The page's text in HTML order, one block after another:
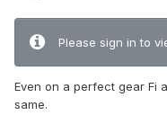
Please sign in to
Even on a perfect gear Fi
same.